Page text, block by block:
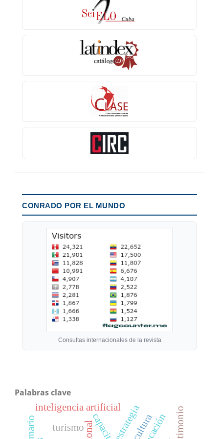
CONRADO POR EL MUNDO
Consultas internacionales de la revista
Palabras clave
inteligencia artificial
turismo estrategia testimonio